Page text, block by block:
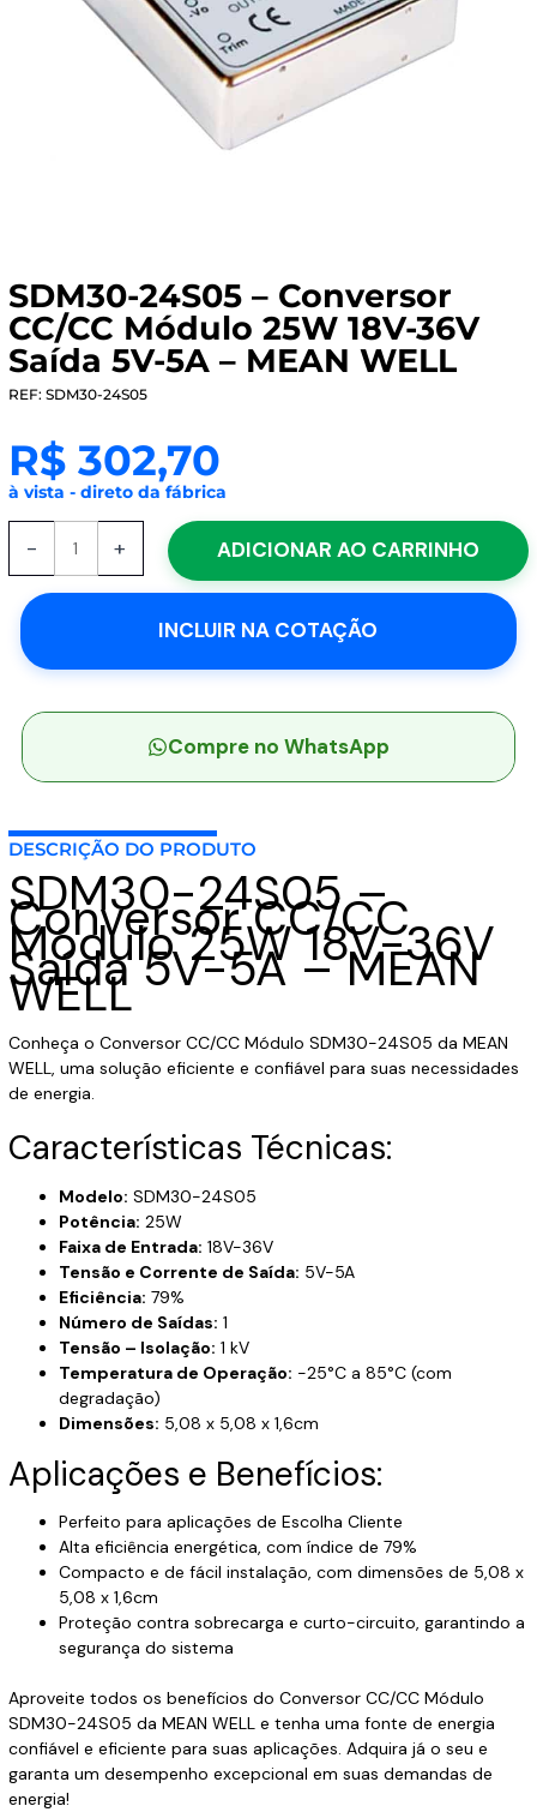
SDM30-24S05 – Conversor
CC/CC Módulo 25W 18V-36V
Saída 5V-5A – MEAN WELL
REF: SDM30-24S05
R$302,70
à vista - direto da fábrica
-
Conversor
CC/CC
Módulo
18V-
Saída
-
MEAN
WELL
quantidade
+ ADICIONAR AO CARRINHO
INCLUIR NA COTAÇÃO
Compre no WhatsApp
DESCRIÇÃO DO PRODUTO
SDM30-24S05 –
Conversor CC/CC
Módulo 25W 18V-36V
Saída 5V-5A – MEAN
WELL
Conheça o Conversor CC/CC Módulo SDM30-24S05 da MEAN
WELL, uma solução eficiente e confiável para suas necessidades
de energia.
Características Técnicas:
Modelo: SDM30-24S05
Potência: 25W
Faixa de Entrada: 18V-36V
Tensão e Corrente de Saída: 5V-5A
Eficiência: 79%
Número de Saídas: 1
Tensão – Isolação: 1 kV
Temperatura de Operação: -25°C a 85°C (com
degradação)
Dimensões: 5,08 x 5,08 x 1,6cm
Aplicações e Benefícios:
Perfeito para aplicações de Escolha Cliente
Alta eficiência energética, com índice de 79%
Compacto e de fácil instalação, com dimensões de 5,08 x
5,08 x 1,6cm
Proteção contra sobrecarga e curto-circuito, garantindo a
segurança do sistema
Aproveite todos os benefícios do Conversor CC/CC Módulo
SDM30-24S05 da MEAN WELL e tenha uma fonte de energia
confiável e eficiente para suas aplicações. Adquira já o seu e
garanta um desempenho excepcional em suas demandas de
energia!